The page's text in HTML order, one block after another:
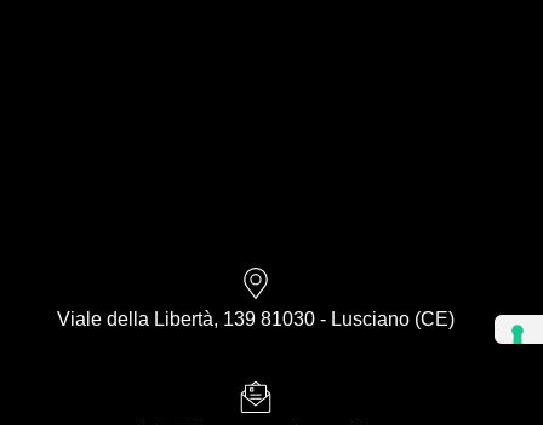
Viale della Libertà, 139 81030 - Lusciano (CE)